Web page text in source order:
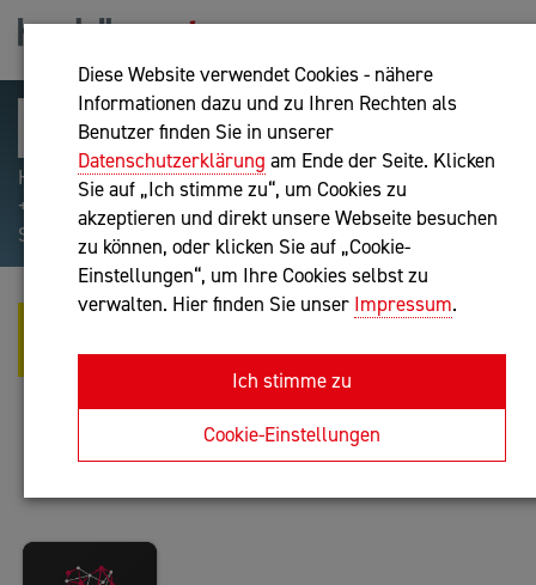
Diese Website verwendet Cookies - nähere
Informationen dazu und zu Ihren Rechten als
Benutzer finden Sie in unserer
Datenschutzerklärung am Ende der Seite. Klicken
Sie auf „Ich stimme zu“, um Cookies zu
akzeptieren und direkt unsere Webseite besuchen
zu können, oder klicken Sie auf „Cookie-
Einstellungen“, um Ihre Cookies selbst zu
verwalten. Hier finden Sie unser Impressum.
Ich stimme zu
Cookie-Einstellungen
Hilfreiche Suchparameter: Begriff einschließen:
+webshop, Begriff ausschließen: -webshop, Exakter
Suchbegriff: "internet of things"
IRRETIO - WEB DESIGN &
MARKETING E.U.
IT-Dienstleistung
Anfrage oder Rückruf